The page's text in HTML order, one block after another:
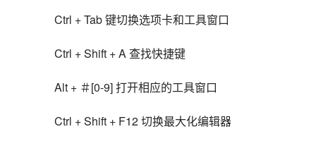
Ctrl + Tab 键切换选项卡和工具窗口
Ctrl + Shift + A 查找快捷键
Alt + ＃[0-9] 打开相应的工具窗口
Ctrl + Shift + F12 切换最大化编辑器